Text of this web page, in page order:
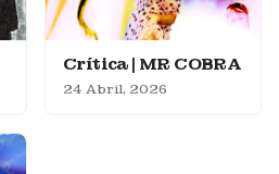
Crítica | MR COBRA
24 Abril, 2026